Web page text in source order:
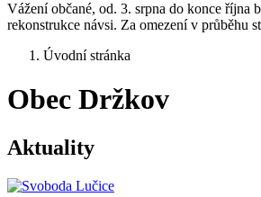
Vážení občané, od. 3. srpna do konce října
rekonstrukce návsi. Za omezení v průběhu
Úvodní stránka
Obec Držkov
Aktuality